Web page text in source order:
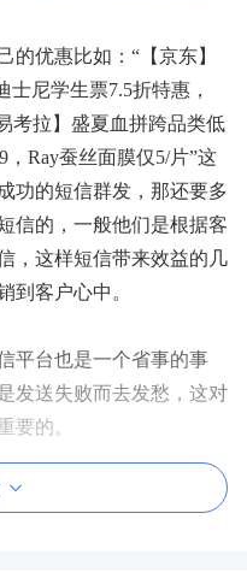
的优惠比如： “【京东】
士尼学生票7.5折特惠，
考拉】盛夏血拼跨品类低
Ray蚕丝面膜仅5/片”这
功的短信群发，那还要多
信的，一般他们是根据客
，这样短信带来效益的几
到客户心中。
平台也是一个省事的事
发送失败而去发愁，这对
要的。